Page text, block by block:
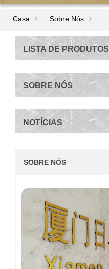
Casa Sobre Nós
LISTA DE PRODUTOS
SOBRE NÓS
NOTÍCIAS
SOBRE NÓS